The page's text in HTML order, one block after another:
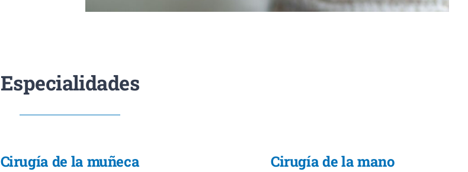
Especialidades
Cirugía de la muñeca Cirugía de la mano